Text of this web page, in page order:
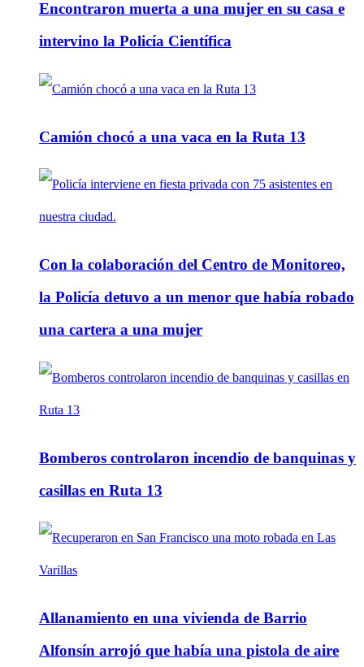
Encontraron muerta a una mujer en su casa e
intervino la Policía Científica
Camión chocó a una vaca en la Ruta 13
Con la colaboración del Centro de Monitoreo,
la Policía detuvo a un menor que había robado
una cartera a una mujer
Bomberos controlaron incendio de banquinas y
casillas en Ruta 13
Allanamiento en una vivienda de Barrio
Alfonsín arrojó que había una pistola de aire